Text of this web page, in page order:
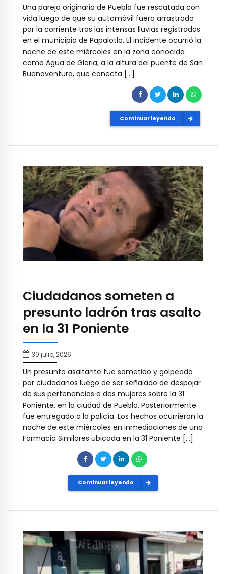
Una pareja originaria de Puebla fue rescatada con
vida luego de que su automóvil fuera arrastrado
por la corriente tras las intensas lluvias registradas
en el municipio de Papalotla. El incidente ocurrió la
noche de este miércoles en la zona conocida
como Agua de Gloria, a la altura del puente de San
Buenaventura, que conecta […]
Continuar leyendo
Ciudadanos someten a
presunto ladrón tras asalto
en la 31 Poniente
30 julio, 2026
Un presunto asaltante fue sometido y golpeado
por ciudadanos luego de ser señalado de despojar
de sus pertenencias a dos mujeres sobre la 31
Poniente, en la ciudad de Puebla. Posteriormente
fue entregado a la policía. Los hechos ocurrieron la
noche de este miércoles en inmediaciones de una
Farmacia Similares ubicada en la 31 Poniente […]
Continuar leyendo